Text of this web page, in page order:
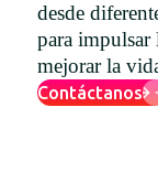
Português
desde
para impulsar
mejorar la
Contáctanos